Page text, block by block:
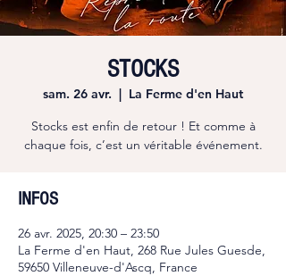
STOCKS
sam. 26 avr.
  |
La Ferme d'en Haut
Stocks est enfin de retour ! Et comme à
chaque fois, c’est un véritable événement.
INFOS
26 avr. 2025, 20:30 – 23:50
La Ferme d'en Haut, 268 Rue Jules Guesde,
59650 Villeneuve-d'Ascq, France